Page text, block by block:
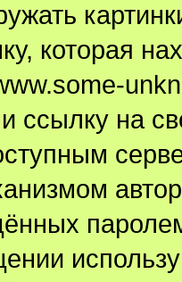
которая
ссылку на